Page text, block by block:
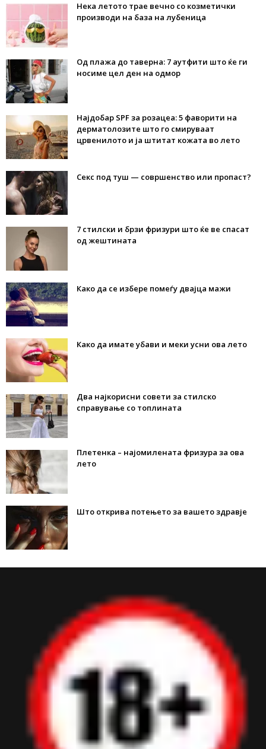
Нека летото трае вечно со козметички
производи на база на лубеница
Од плажа до таверна: 7 аутфити што ќе ги
носиме цел ден на одмор
Најдобар SPF за розацеа: 5 фаворити на
дерматолозите што го смируваат
црвенилото и ја штитат кожата во лето
Секс под туш — совршенство или пропаст?
7 стилски и брзи фризури што ќе ве спасат
од жештината
Како да се избере помеѓу двајца мажи
Како да имате убави и меки усни ова лето
Два најкорисни совети за стилско
справување со топлината
Плетенка – најомилената фризура за ова
лето
Што открива потењето за вашето здравје